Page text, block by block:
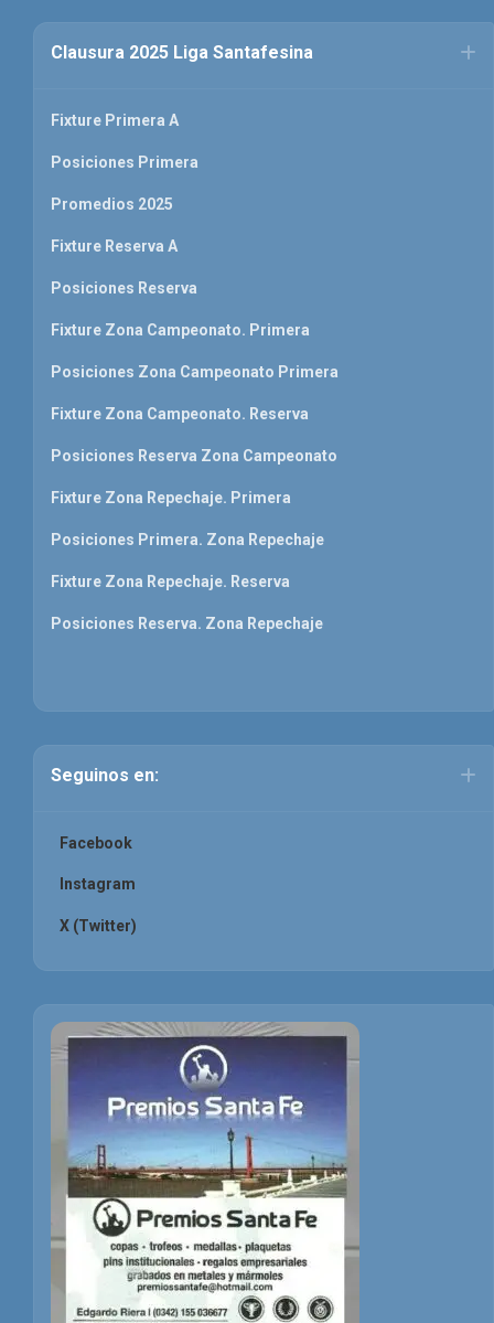
Clausura 2025 Liga Santafesina
Fixture Primera A
Posiciones Primera
Promedios 2025
Fixture Reserva A
Posiciones Reserva
Fixture Zona Campeonato. Primera
Posiciones Zona Campeonato Primera
Fixture Zona Campeonato. Reserva
Posiciones Reserva Zona Campeonato
Fixture Zona Repechaje. Primera
Posiciones Primera. Zona Repechaje
Fixture Zona Repechaje. Reserva
Posiciones Reserva. Zona Repechaje
Seguinos en:
Facebook
Instagram
X (Twitter)